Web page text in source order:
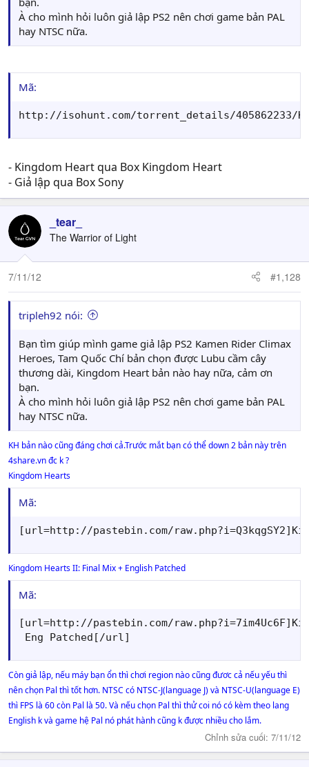
À cho mình hỏi luôn giả lập PS2 nên chơi game bản PAL
hay NTSC nữa.
Mã:
http://isohunt.com/torrent_details/405862233/
- Kingdom Heart qua Box Kingdom Heart
- Giả lập qua Box Sony
_tear_
The Warrior of Light
7/11/12 #1,128
tripleh92 nói:
Bạn tìm giúp mình game giả lập PS2 Kamen Rider Climax
Heroes, Tam Quốc Chí bản chọn được Lubu cầm cây
thương dài, Kingdom Heart bản nào hay nữa, cảm ơn
bạn.
À cho mình hỏi luôn giả lập PS2 nên chơi game bản PAL
hay NTSC nữa.
KH bản nào cũng đáng chơi cả.Trước mắt bạn có thể down 2 bản này trên
4share.vn đc k ?
Kingdom Hearts
Mã:
[url=http://pastebin.com/
Kingdom Hearts II: Final Mix + English Patched
Mã:
[url=http://pastebin.com/
Eng Patched[/url]
Còn giả lập, nếu máy bạn ổn thì chơi region nào cũng đươc cả nếu yếu thì
nên chọn Pal thì tốt hơn. NTSC có NTSC-J(language J) và NTSC-U(language E)
thì FPS là 60 còn Pal là 50. Và nếu chọn Pal thì thử coi nó có kèm theo lang
English k và game hệ Pal nó phát hành cũng k được nhiều cho lắm.
Chỉnh sửa cuối: 7/11/12